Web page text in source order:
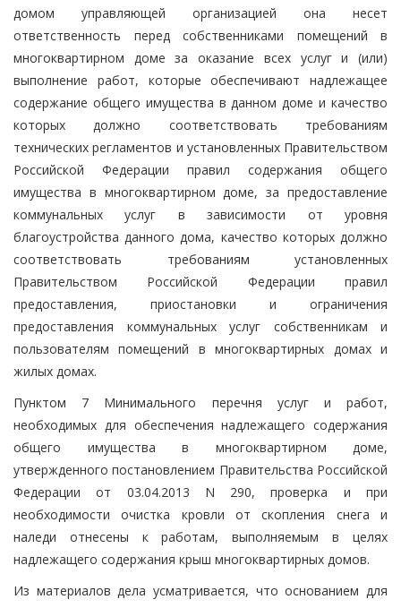
домом управляющей организацией она несет
ответственность перед собственниками помещений в
многоквартирном доме за оказание всех услуг и (или)
выполнение работ, которые обеспечивают надлежащее
содержание общего имущества в данном доме и качество
которых должно соответствовать требованиям
технических регламентов и установленных Правительством
Российской Федерации правил содержания общего
имущества в многоквартирном доме, за предоставление
коммунальных услуг в зависимости от уровня
благоустройства данного дома, качество которых должно
соответствовать требованиям установленных
Правительством Российской Федерации правил
предоставления, приостановки и ограничения
предоставления коммунальных услуг собственникам и
пользователям помещений в многоквартирных домах и
жилых домах.
Пунктом 7 Минимального перечня услуг и работ,
необходимых для обеспечения надлежащего содержания
общего имущества в многоквартирном доме,
утвержденного постановлением Правительства Российской
Федерации от 03.04.2013 N 290, проверка и при
необходимости очистка кровли от скопления снега и
наледи отнесены к работам, выполняемым в целях
надлежащего содержания крыш многоквартирных домов.
Из материалов дела усматривается, что основанием для